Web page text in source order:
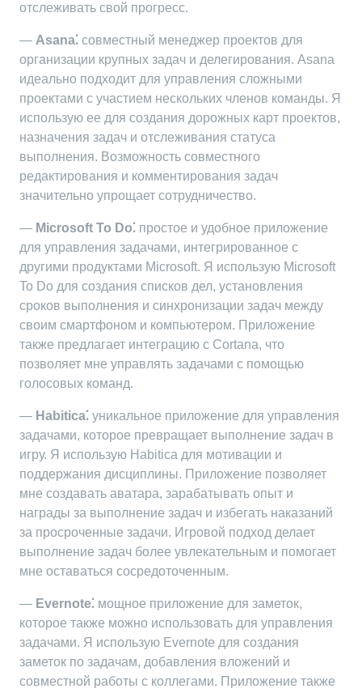
отслеживать свой прогресс.
— Asana⁚ совместный менеджер проектов для
организации крупных задач и делегирования. Asana
идеально подходит для управления сложными
проектами с участием нескольких членов команды. Я
использую ее для создания дорожных карт проектов,
назначения задач и отслеживания статуса
выполнения. Возможность совместного
редактирования и комментирования задач
значительно упрощает сотрудничество.
— Microsoft To Do⁚ простое и удобное приложение
для управления задачами, интегрированное с
другими продуктами Microsoft. Я использую Microsoft
To Do для создания списков дел, установления
сроков выполнения и синхронизации задач между
своим смартфоном и компьютером. Приложение
также предлагает интеграцию с Cortana, что
позволяет мне управлять задачами с помощью
голосовых команд.
— Habitica⁚ уникальное приложение для управления
задачами, которое превращает выполнение задач в
игру. Я использую Habitica для мотивации и
поддержания дисциплины. Приложение позволяет
мне создавать аватара, зарабатывать опыт и
награды за выполнение задач и избегать наказаний
за просроченные задачи. Игровой подход делает
выполнение задач более увлекательным и помогает
мне оставаться сосредоточенным.
— Evernote⁚ мощное приложение для заметок,
которое также можно использовать для управления
задачами. Я использую Evernote для создания
заметок по задачам, добавления вложений и
совместной работы с коллегами. Приложение также